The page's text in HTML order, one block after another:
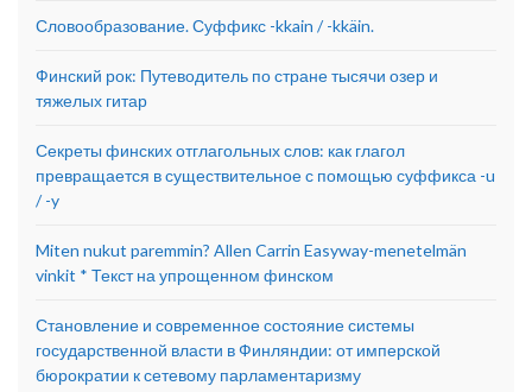
Словообразование. Суффикс -kkain / -kkäin.
Финский рок: Путеводитель по стране тысячи озер и
тяжелых гитар
Секреты финских отглагольных слов: как глагол
превращается в существительное с помощью суффикса -u
/ -y
Miten nukut paremmin? Allen Carrin Easyway-menetelmän
vinkit * Текст на упрощенном финском
Становление и современное состояние системы
государственной власти в Финляндии: от имперской
бюрократии к сетевому парламентаризму